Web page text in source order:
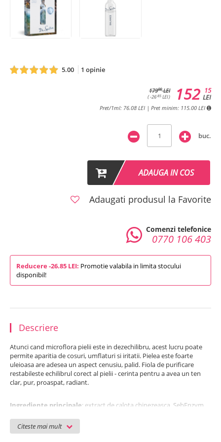
5.00 1 opinie
17900LEI
( -26-85 LEI )
15
LEI
152
Pret/1ml: 76.08 LEI | Pret minim: 115.00 LEI
buc.
ADAUGA IN COS
Adaugati produsul la Favorite
Comenzi telefonice
0770 106 403
Reducere -26.85 LEI: Promotie valabila in limita stocului
disponibil!
Descriere
Citeste mai mult
Atunci cand microflora pielii este in dezechilibru, acest lucru poate
permite aparitia de cosuri, umflaturi si iritatii. Pielea este foarte
uleioasa are adesea un aspect cenusiu, palid. Fiola de purificare
restabileste echilibrul corect al pielii - cerinta pentru a avea un ten
clar, pur, proaspat, radiant.
Ingrediente principale: extract de calota chinezeasca, SebEnzym,
de soricela